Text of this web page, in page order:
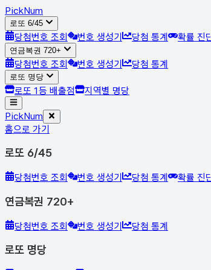
PickNum
로또 6/45
당첨번호 조회 번호 생성기 당첨 통계 확률 진
연금복권 720+
당첨번호 조회 번호 생성기 당첨 통계
로또 명당
로또 1등 배출점 지역별 명당
PickNum
홈으로 가기
로또 6/45
당첨번호 조회 번호 생성기 당첨 통계 확률 진
연금복권 720+
당첨번호 조회 번호 생성기 당첨 통계
로또 명당